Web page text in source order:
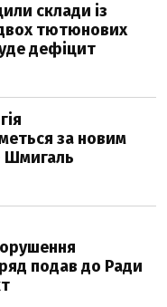
склади із
тютюнових
дефіцит
за новим
Шмигаль
подав до Ради